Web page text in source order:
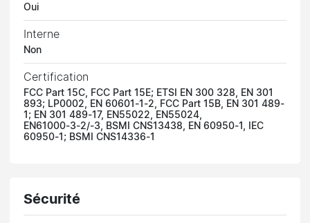
Oui
Interne
Non
Certification
FCC Part 15C, FCC Part 15E; ETSI EN 300 328, EN 301
893; LP0002, EN 60601-1-2, FCC Part 15B, EN 301 489-
1; EN 301 489-17, EN55022, EN55024,
EN61000-3-2/-3, BSMI CNS13438, EN 60950-1, IEC
60950-1; BSMI CNS14336-1
Sécurité